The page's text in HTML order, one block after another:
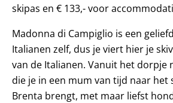
skipas en € 133,- voor
Madonna di Campiglio is een
Italianen zelf, dus je viert hier je
van de Italianen. Vanuit het dorpje
die je in een mum van tijd naar het
Brenta brengt, met maar liefst